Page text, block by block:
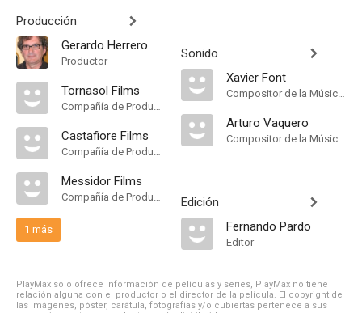
Producción
Gerardo Herrero
Productor
Tornasol Films
Compañía de Produccion
Castafiore Films
Compañía de Produccion
Messidor Films
Compañía de Produccion
1 más
Sonido
Xavier Font
Compositor de la Música Original
Arturo Vaquero
Compositor de la Música Original
Edición
Fernando Pardo
Editor
PlayMax solo ofrece información de películas y series, PlayMax no tiene
relación alguna con el productor o el director de la película. El copyright de
las imágenes, póster, carátula, fotografías y/o cubiertas pertenece a sus